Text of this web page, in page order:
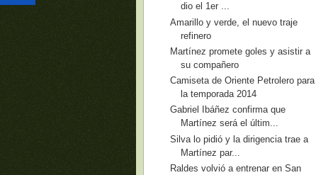
dio el 1er ...
Amarillo y verde, el nuevo traje
refinero
Martínez promete goles y asistir a
su compañero
Camiseta de Oriente Petrolero para
la temporada 2014
Gabriel Ibáñez confirma que
Martínez será el últim...
Silva lo pidió y la dirigencia trae a
Martínez par...
Raldes volvió a entrenar en San